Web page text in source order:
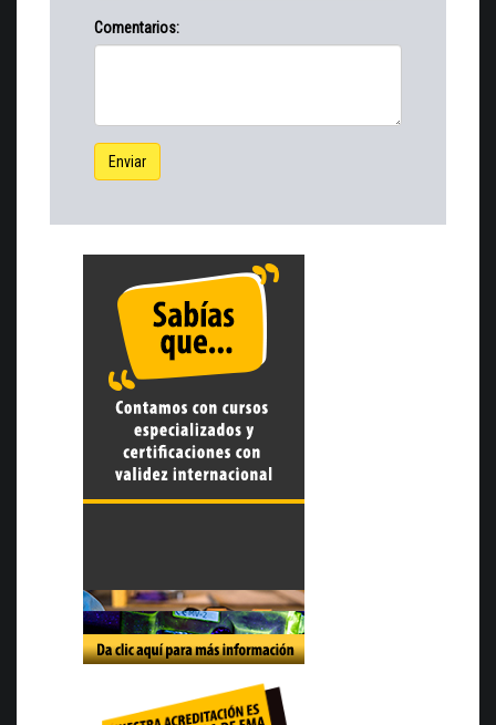
Comentarios:
Enviar